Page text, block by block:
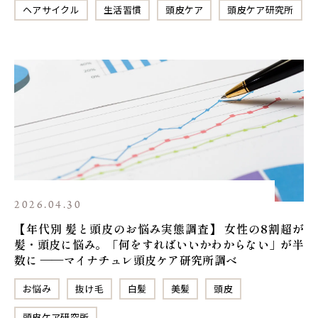
ヘアサイクル 生活習慣 頭皮ケア 頭皮ケア研究所
2026.04.30
【年代別 髪と頭皮のお悩み実態調査】 女性の8割超が
髪・頭皮に悩み。「何をすればいいかわからない」が半
数に ——マイナチュレ頭皮ケア研究所調べ
お悩み 抜け毛 白髪 美髪 頭皮